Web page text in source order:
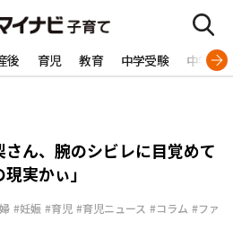
後 育児 教育 中学受験 中学生
ん、腕のシビレに目覚めて
実かぃ」
#妊娠 #育児 #育児ニュース #コラム #ファ